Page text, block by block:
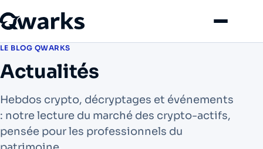
Menu
LE BLOG QWARKS
Actualités
Hebdos crypto, décryptages et événements
: notre lecture du marché des crypto-actifs,
pensée pour les professionnels du